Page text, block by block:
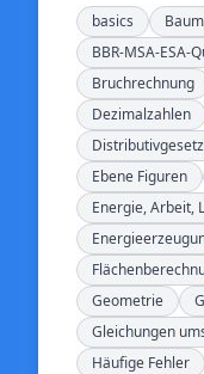
basics
BBR-MSA-ESA-
Bruchrechnung
Dezimalzahlen
Distributivgesetz
Ebene Figuren
Energie, Arbeit,
Geometrie
Gleichungen
Häufige Fehler